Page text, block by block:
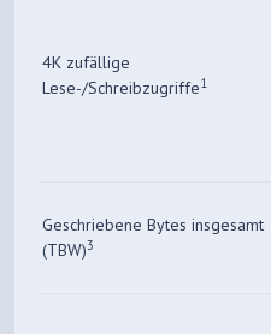
4K zufällige
Lese-/Schreibzugriffe1
Geschriebene Bytes insgesamt
(TBW)3